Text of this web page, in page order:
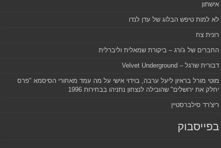
אישתון
לא למות טיפש הבלוג של עדן לנדו
רונית צח
החברים של ג'ורג – ביקורת שמאלית וליברלית
דבורית שרגל – Velvet Underground
מוטי מורל בראיון ליעל ערבה, בוידוי אישי על מה עמד מאחורי הסיסמא "פרס
יחלק את ירושלים" שהובילה לנצחון נתניהו בבחירות 1996
ריצ'רד סילברסטיין
בפייסבוק